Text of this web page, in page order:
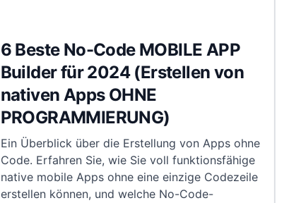
6 Beste No-Code MOBILE APP
Builder für 2024 (Erstellen von
nativen Apps OHNE
PROGRAMMIERUNG)
Ein Überblick über die Erstellung von Apps ohne
Code. Erfahren Sie, wie Sie voll funktionsfähige
native mobile Apps ohne eine einzige Codezeile
erstellen können, und welche No-Code-